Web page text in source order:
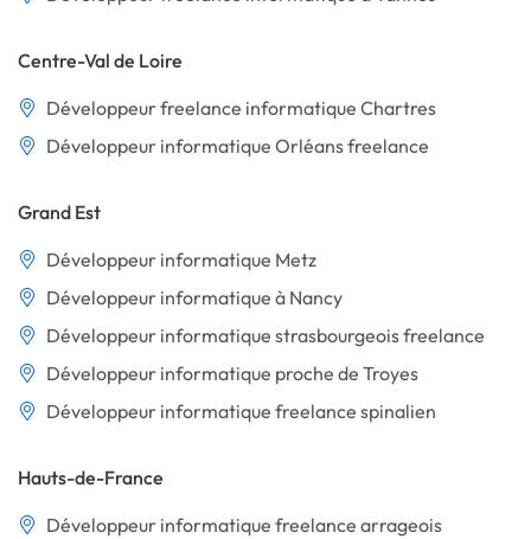
Centre-Val de Loire
Développeur freelance informatique Chartres
Développeur informatique Orléans freelance
Grand Est
Développeur informatique Metz
Développeur informatique à Nancy
Développeur informatique strasbourgeois freelance
Développeur informatique proche de Troyes
Développeur informatique freelance spinalien
Hauts-de-France
Développeur informatique freelance arrageois